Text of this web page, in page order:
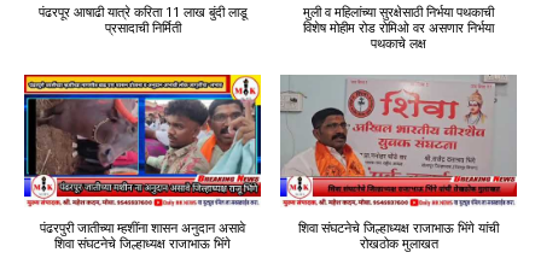
पंढरपूर आषाढी यात्रे करिता 11 लाख बुंदी लाडू
प्रसादाची निर्मिती
मुली व महिलांच्या सुरक्षेसाठी निर्भया पथकाची
विशेष मोहीम रोड रोमिओ वर असणार निर्भया
पथकाचे लक्ष
पंढरपुरी जातीच्या म्हशींना शासन अनुदान असावे
शिवा संघटनेचे जिल्हाध्यक्ष राजाभाऊ भिंगे
शिवा संघटनेचे जिल्हाध्यक्ष राजाभाऊ भिंगे यांची
रोखठोक मुलाखत